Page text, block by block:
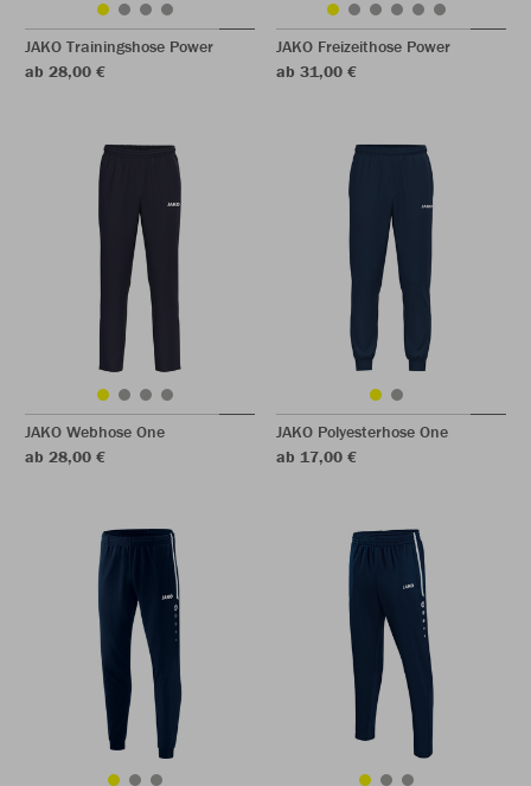
JAKO Trainingshose Power
ab 28,00 €
JAKO Freizeithose Power
ab 31,00 €
JAKO Webhose One
ab 28,00 €
JAKO Polyesterhose One
ab 17,00 €